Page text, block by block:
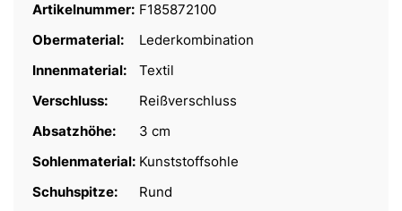
Artikelnummer: F185872100
Obermaterial:
Lederkombination
Innenmaterial:
Textil
Verschluss:
Reißverschluss
Absatzhöhe:
3 cm
Sohlenmaterial: Kunststoffsohle
Schuhspitze:
Rund